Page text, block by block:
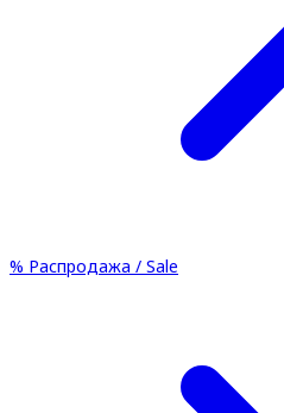
% Распродажа / Sale